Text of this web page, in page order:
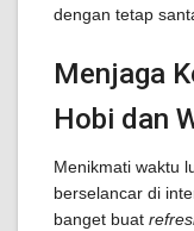
dengan tetap
Menjaga
Hobi dan
Menikmati waktu
berselancar di
banget buat